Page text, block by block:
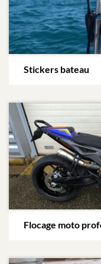
Stickers bateau
Flocage moto